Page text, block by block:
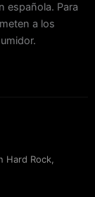
española. Para
a los
Hard Rock,